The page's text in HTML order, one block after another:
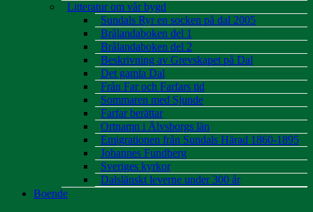
Litteratur om vår bygd
Sundals Ryr en socken på dal 2005
Brålandaboken del 1
Brålandaboken del 2
Beskrivning av Grevskapet på Dal
Det gamla Dal
Från Far och Farfars tid
Sommaren med Sjunde
Farfar berättar
Ortnamn i Älvsborgs län
Emigrationen från Sundals Härad 1860-1895
Johannes Fundberg
Sveriges kyrkor
Dalslänskt leverne under 300 år
Boende